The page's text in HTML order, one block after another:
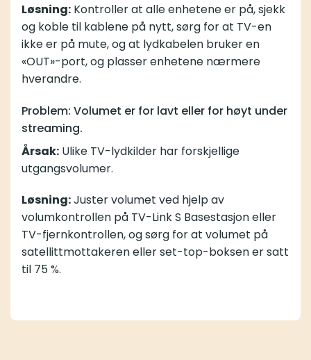
Løsning: Kontroller at alle enhetene er på, sjekk
og koble til kablene på nytt, sørg for at TV-en
ikke er på mute, og at lydkabelen bruker en
«OUT»-port, og plasser enhetene nærmere
hverandre.
Problem: Volumet er for lavt eller for høyt under
streaming.
Årsak: Ulike TV-lydkilder har forskjellige
utgangsvolumer.
Løsning:Juster volumet ved hjelp av
volumkontrollen på TV-Link S Basestasjon eller
TV-fjernkontrollen, og sørg for at volumet på
satellittmottakeren eller set-top-boksen er satt
til 75 %.